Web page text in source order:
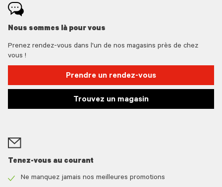
Nous sommes là pour vous
Prenez rendez-vous dans l'un de nos magasins près de chez
vous !
Prendre un rendez-vous
Trouvez un magasin
Tenez-vous au courant
Ne manquez jamais nos meilleures promotions